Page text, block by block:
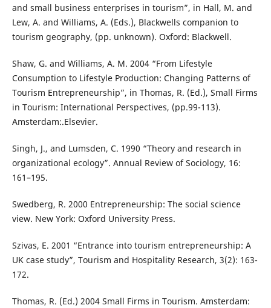
and small business enterprises in tourism”, in Hall, M. and
Lew, A. and Williams, A. (Eds.), Blackwells companion to
tourism geography, (pp. unknown). Oxford: Blackwell.
Shaw, G. and Williams, A. M. 2004 “From Lifestyle
Consumption to Lifestyle Production: Changing Patterns of
Tourism Entrepreneurship”, in Thomas, R. (Ed.), Small Firms
in Tourism: International Perspectives, (pp.99-113).
Amsterdam:.Elsevier.
Singh, J., and Lumsden, C. 1990 “Theory and research in
organizational ecology”. Annual Review of Sociology, 16:
161–195.
Swedberg, R. 2000 Entrepreneurship: The social science
view. New York: Oxford University Press.
Szivas, E. 2001 “Entrance into tourism entrepreneurship: A
UK case study”, Tourism and Hospitality Research, 3(2): 163-
172.
Thomas, R. (Ed.) 2004 Small Firms in Tourism. Amsterdam: